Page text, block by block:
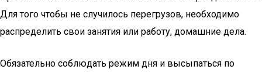
Для того чтобы не случилось перегрузов, необходимо
распределить свои занятия или работу, домашние дела.
Обязательно соблюдать режим дня и высыпаться по